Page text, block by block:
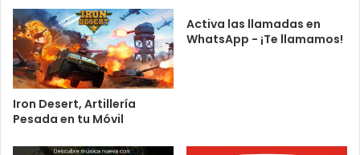
Iron Desert, Artillería
Pesada en tu Móvil
Activa las llamadas en
WhatsApp - ¡Te llamamos!